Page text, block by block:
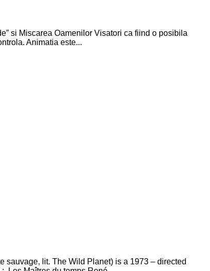
si Miscarea Oamenilor Visatori ca fiind o posibila
Animatia este...
sauvage, lit. The Wild Planet) is a 1973 – directed